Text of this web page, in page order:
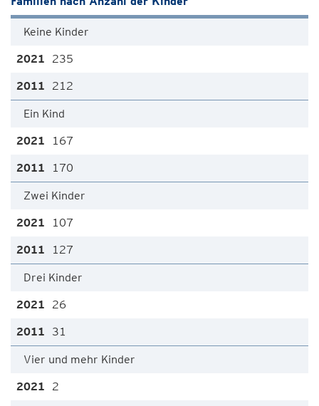
Keine Kinder
235
212
Ein Kind
167
170
Zwei Kinder
107
127
Drei Kinder
26
31
Vier und mehr Kinder
2